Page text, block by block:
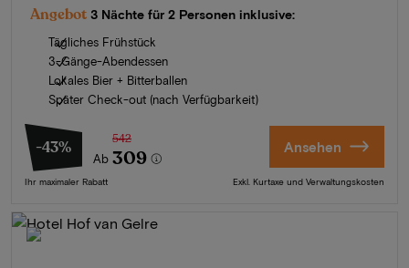
Angebot 3 Nächte für 2 Personen inklusive:
Tägliches Frühstück
3-Gänge-Abendessen
Lokales Bier + Bitterballen
Später Check-out (nach Verfügbarkeit)
-43%
Ab
542
309
Ihr maximaler Rabatt
Ansehen
Exkl. Kurtaxe und Verwaltungskosten